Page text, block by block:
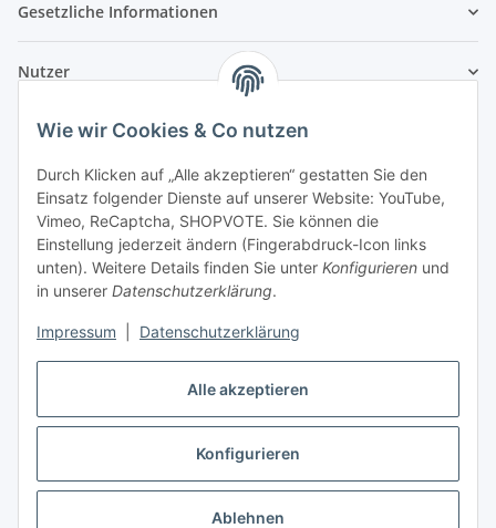
Alle akzeptieren
Konfigurieren
Ablehnen
Wie wir Cookies & Co nutzen
Durch Klicken auf „Alle akzeptieren“ gestatten Sie den
Einsatz folgender Dienste auf unserer Website: YouTube,
Vimeo, ReCaptcha, SHOPVOTE. Sie können die
Einstellung jederzeit ändern (Fingerabdruck-Icon links
unten). Weitere Details finden Sie unter Konfigurieren und
in unserer Datenschutzerklärung.
Impressum Datenschutzerklärung
Gesetzliche Informationen
Nutzer